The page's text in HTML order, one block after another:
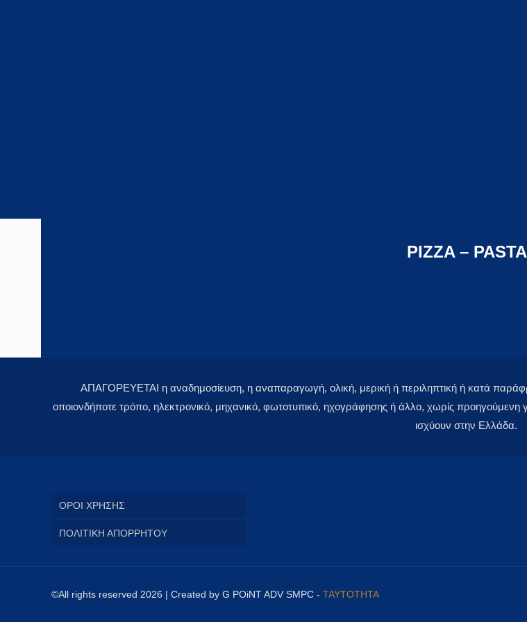
PIZZA – PASTA
ΑΠΑΓΟΡΕΥΕΤΑΙ η αναδημοσίευση, η αναπαραγωγή, ολική, μερική ή περιληπτική ή κατά
οποιονδήποτε τρόπο, ηλεκτρονικό, μηχανικό, φωτοτυπικό, ηχογράφησης ή άλλο, χωρίς προηγούμενη
ισχύουν στην Ελλάδα.
ΟΡΟΙ ΧΡΗΣΗΣ
ΠΟΛΙΤΙΚΗ ΑΠΟΡΡΗΤΟΥ
©All rights reserved 2026 | Created by G POiNT ADV SMPC -ΤΑΥΤΟΤΗΤΑ